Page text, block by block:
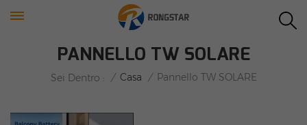
PANNELLO TW SOLARE
Sei Dentro : / Casa / Pannello TW SOLARE